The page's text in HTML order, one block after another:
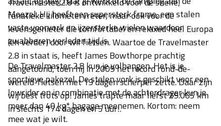
fanatieke kilometervreter, maar ook voor de
levensgenieter die comfortabel en relaxed heel Europa
(en verder) door wil fietsen. Waartoe de Travelmaster
2.8 in staat is, heeft James Bowthorpe prachtig
aangetoond, toen hij in 2009 het record rond-de-
wereld-fietsen met 19 dagen scherper zette. Daar zijn
wij best trots op! James trapte maar liefst 29.065 km
in slechts 174 dagen en 5 uur!.
Moezel. Hij heeft een supersterk frame, een stalen
vaste voorvork en ijzersterke wielen waardoor
zwabberen verleden tijd is.
De Travelmaster 2.8 kun je volhangen. Het is je
sportieve pakezel. De stalen vork is geschikt voor een
lowrider en in combinatie met de achterdrager kun je
meer dan 40 kg* bagage meenemen. Kortom: neem
mee wat je wilt.